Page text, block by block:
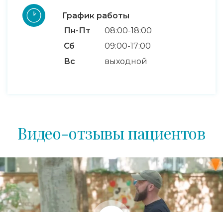
График работы
Пн-Пт
08:00-18:00
Сб
09:00-17:00
Вс
выходной
Видео-отзывы пациентов